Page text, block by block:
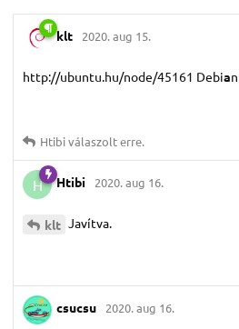
klt 2020. aug 15.
http://ubuntu.hu/node/45161 Debian
Htibiválaszolt erre.
H Htibi 2020. aug 16.
klt Javítva.
csucsu 2020. aug 16.